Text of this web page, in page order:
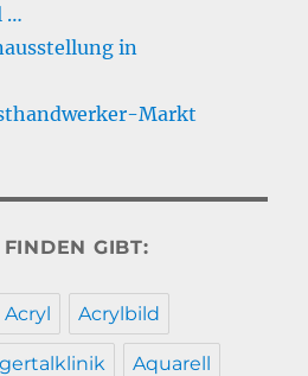
…
in
Markt
GIBT:
Acryl Acrylbild
Aquarell